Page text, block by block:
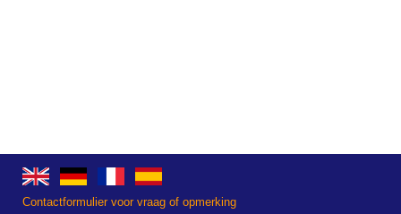
Contactformulier voor vraag of opmerking